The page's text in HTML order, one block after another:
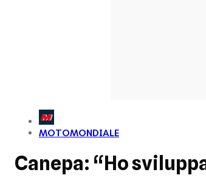
MOTOMONDIALE
Canepa: “Ho